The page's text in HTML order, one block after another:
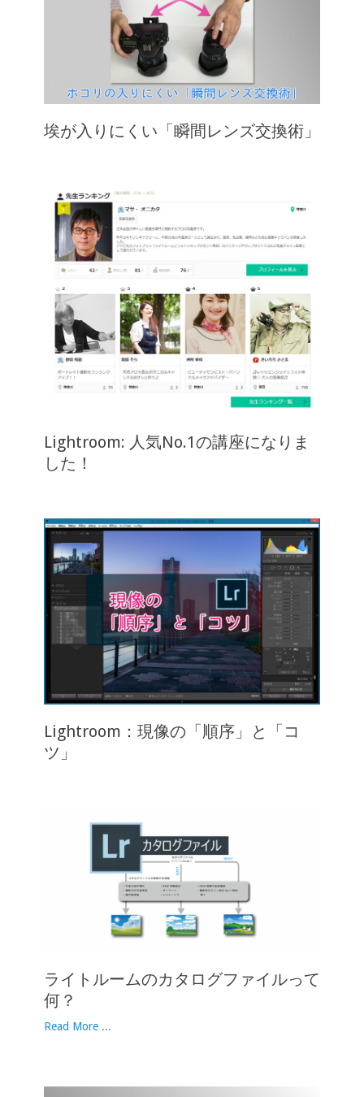
埃が入りにくい「瞬間レンズ交換術」
Lightroom: 人気No.1の講座になりま
した！
Lightroom：現像の「順序」と「コ
ツ」
ライトルームのカタログファイルって
何？
Read More ...